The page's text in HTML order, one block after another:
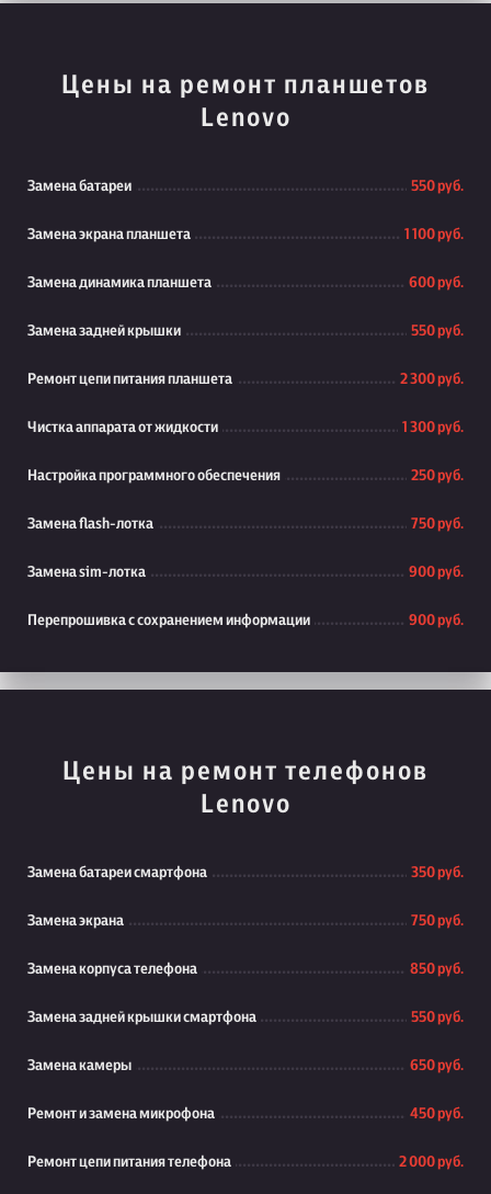
Цены на ремонт планшетов
Lenovo
Замена батареи 550 руб.
Замена экрана планшета 1 100 руб.
Замена динамика планшета 600 руб.
Замена задней крышки 550 руб.
Ремонт цепи питания планшета 2 300 руб.
Чистка аппарата от жидкости 1 300 руб.
Настройка программного обеспечения 250 руб.
Замена flash-лотка 750 руб.
Замена sim-лотка 900 руб.
Перепрошивка с сохранением информации 900 руб.
Цены на ремонт телефонов
Lenovo
Замена батареи смартфона 350 руб.
Замена экрана 750 руб.
Замена корпуса телефона 850 руб.
Замена задней крышки смартфона 550 руб.
Замена камеры 650 руб.
Ремонт и замена микрофона 450 руб.
Ремонт цепи питания телефона 2 000 руб.